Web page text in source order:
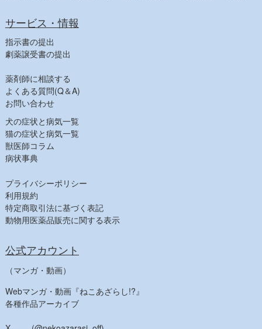
ビタミン・鉄
消毒
【健康食品一覧】
【人気商品】
サービス・情報
指示書の提出
劇薬譲受書の提出
薬剤師に相談する
よくある質問(Q＆A)
お問い合わせ
犬の症状と病気一覧
猫の症状と病気一覧
獣医師コラム
病状事典
プライバシーポリシー
利用規約
特定商取引法に基づく表記
動物用医薬品販売に関する表示
公式アカウント
（マンガ・動画）
Webマンガ・動画『ねこあざらし!?』
各種作品アーカイブ